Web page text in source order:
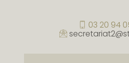
03 20 94